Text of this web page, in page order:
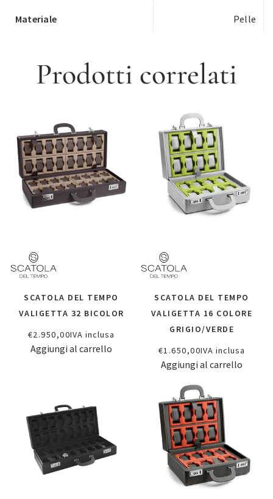
Materiale Pelle
Prodotti correlati
SCATOLA DEL TEMPO
VALIGETTA 32 BICOLOR
€2.950,00IVA inclusa
Aggiungi al carrello
SCATOLA DEL TEMPO
VALIGETTA 16 COLORE
GRIGIO/VERDE
€1.650,00IVA inclusa
Aggiungi al carrello